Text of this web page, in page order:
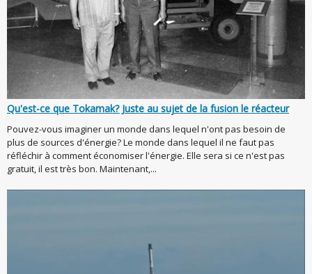
Qu'est-ce que Tokamak? Juste au sujet de la fusion le réacteur
Pouvez-vous imaginer un monde dans lequel n'ont pas besoin de
plus de sources d'énergie? Le monde dans lequel il ne faut pas
réfléchir à comment économiser l'énergie. Elle sera si ce n'est pas
gratuit, il est très bon. Maintenant,...